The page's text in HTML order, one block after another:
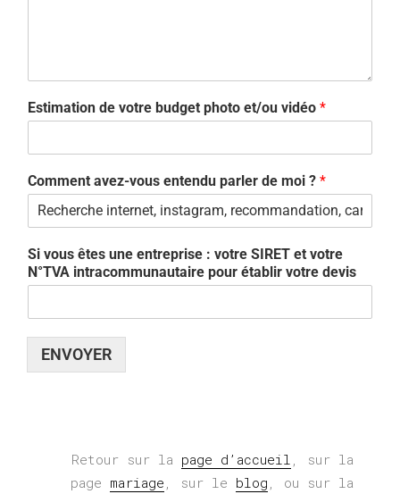
Estimation de votre budget photo et/ou vidéo *
Comment avez-vous entendu parler de moi ? *
Si vous êtes une entreprise : votre SIRET et votre
N°TVA intracommunautaire pour établir votre devis
ENVOYER
Retour sur la page d’accueil
, sur la
page mariage sur le blog , ou sur la